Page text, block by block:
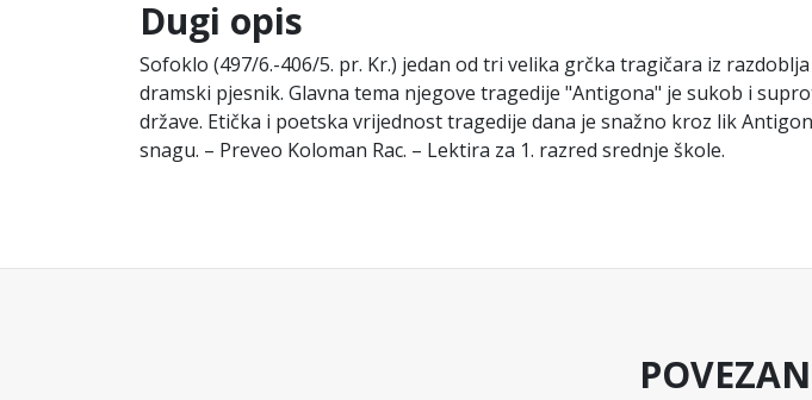
Dugi opis
Sofoklo (497/6.-406/5. pr. Kr.) jedan od tri velika grčka tragičara iz
dramski pjesnik. Glavna tema njegove tragedije "Antigona" je sukob i
države. Etička i poetska vrijednost tragedije dana je snažno kroz lik
snagu. – Preveo Koloman Rac. – Lektira za 1. razred srednje škole.